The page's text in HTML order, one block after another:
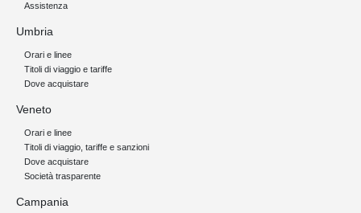
Assistenza
Umbria
Orari e linee
Titoli di viaggio e tariffe
Dove acquistare
Veneto
Orari e linee
Titoli di viaggio, tariffe e sanzioni
Dove acquistare
Società trasparente
Campania